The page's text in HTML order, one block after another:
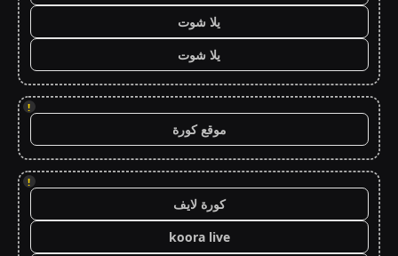
يلا شوت
يلا شوت
!
موقع كورة
!
كورة لايف
koora live